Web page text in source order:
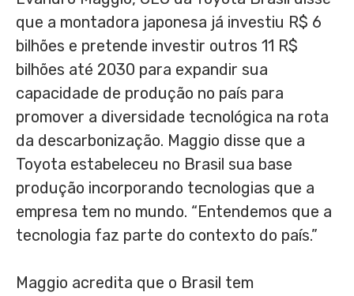
que a montadora japonesa já investiu R$ 6
bilhões e pretende investir outros 11 R$
bilhões até 2030 para expandir sua
capacidade de produção no país para
promover a diversidade tecnológica na rota
da descarbonização. Maggio disse que a
Toyota estabeleceu no Brasil sua base
produção incorporando tecnologias que a
empresa tem no mundo. “Entendemos que a
tecnologia faz parte do contexto do país.”
Maggio acredita que o Brasil tem